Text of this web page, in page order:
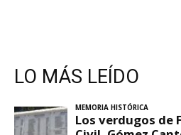
LO MÁS LEÍDO